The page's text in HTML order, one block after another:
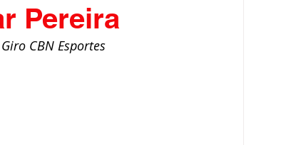
Sustentabilidade
Pereira
CBN Esportes